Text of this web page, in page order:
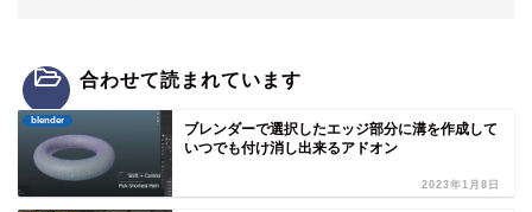
合わせて読まれています
blender
ブレンダーで選択したエッジ部分に溝を作成して
いつでも付け消し出来るアドオン
2023年1月8日